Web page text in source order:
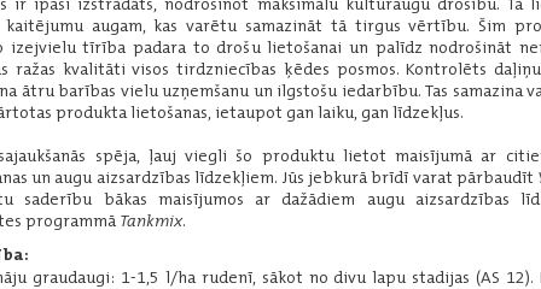
kaitējumu augam, kas varētu samazināt tā tirgus vērtību. Šim
izejvielu tīrība padara to drošu lietošanai un palīdz nodrošināt
ražas kvalitāti visos tirdzniecības ķēdes posmos. Kontrolēts
ātru barības vielu uzņemšanu un ilgstošu iedarbību. Tas samazina
produkta lietošanas, ietaupot gan laiku, gan līdzekļus.
spēja, ļauj viegli šo produktu lietot maisījumā ar
un augu aizsardzības līdzekļiem. Jūs jebkurā brīdī varat pārbaudīt
saderību bākas maisījumos ar dažādiem augu aizsardzības
programmāTankmix.
graudaugi: 1-1,5 l/ha rudenī, sākot no divu lapu stadijas (AS 12).
Augstas koncentrācijas mangāna
ārpussakņu mēslojums.
Iepakojums:5 l
Pamatsastāvs :
Lasīt vairāk